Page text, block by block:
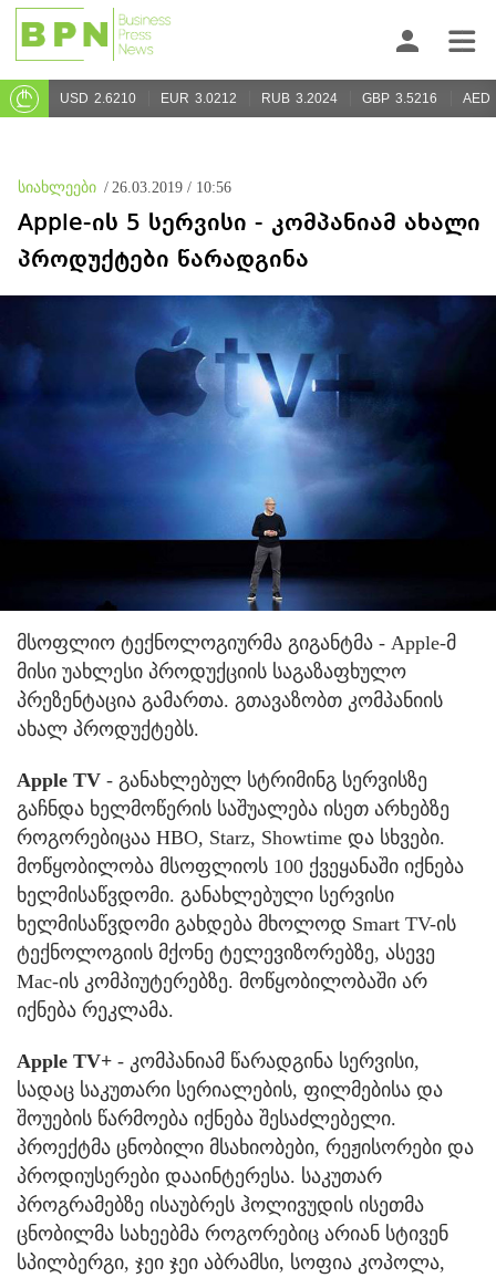
USD 2.6210 EUR 3.0212 RUB 3.2024 GBP 3.5216 AED
სიახლეები / 26.03.2019 / 10:56
Apple-ის 5 სერვისი - კომპანიამ ახალი
პროდუქტები წარადგინა
მსოფლიო ტექნოლოგიურმა გიგანტმა - Apple-მ
მისი უახლესი პროდუქციის საგაზაფხულო
პრეზენტაცია გამართა. გთავაზობთ კომპანიის
ახალ პროდუქტებს.
Apple TV - განახლებულ სტრიმინგ სერვისზე
გაჩნდა ხელმოწერის საშუალება ისეთ არხებზე
როგორებიცაა HBO, Starz, Showtime და სხვები.
მოწყობილობა მსოფლიოს 100 ქვეყანაში იქნება
ხელმისაწვდომი. განახლებული სერვისი
ხელმისაწვდომი გახდება მხოლოდ Smart TV-ის
ტექნოლოგიის მქონე ტელევიზორებზე, ასევე
Mac-ის კომპიუტერებზე. მოწყობილობაში არ
იქნება რეკლამა.
Apple TV+ - კომპანიამ წარადგინა სერვისი,
სადაც საკუთარი სერიალების, ფილმებისა და
შოუების წარმოება იქნება შესაძლებელი.
პროექტმა ცნობილი მსახიობები, რეჟისორები და
პროდიუსერები დააინტერესა. საკუთარ
პროგრამებზე ისაუბრეს ჰოლივუდის ისეთმა
ცნობილმა სახეებმა როგორებიც არიან სტივენ
სპილბერგი, ჯეი ჯეი აბრამსი, სოფია კოპოლა,